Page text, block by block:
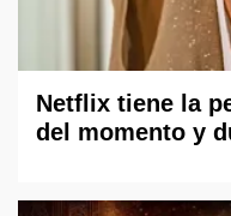
Netflix tiene la
del momento y